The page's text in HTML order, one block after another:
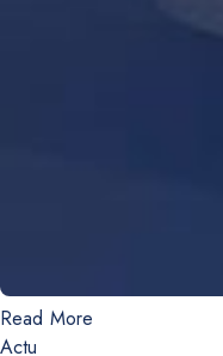
Read More
Actu